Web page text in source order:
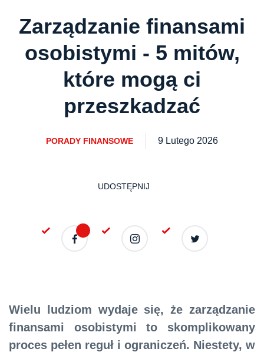
Zarządzanie finansami
osobistymi - 5 mitów,
które mogą ci
przeszkadzać
PORADY FINANSOWE 9 Lutego 2026
UDOSTĘPNIJ
Wielu ludziom wydaje się, że zarządzanie
finansami osobistymi to skomplikowany
proces pełen reguł i ograniczeń. Niestety, w